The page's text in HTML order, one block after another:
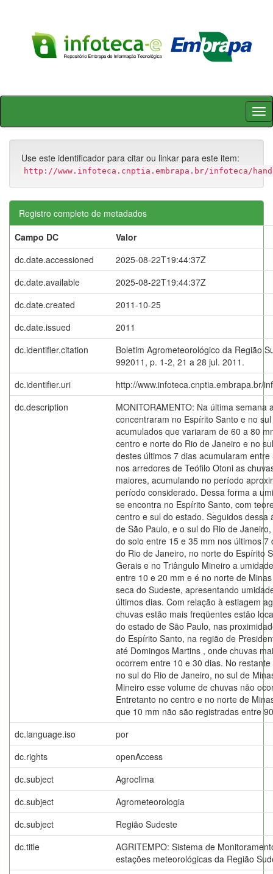
Skip
Use este identificador para citar ou linkar para este item:
http://www.infoteca.cnptia.embrapa.br/infoteca/
Registro completo de metadados
Campo DC
Valor
dc.date.accessioned
2025-08-22T19:44:37Z
dc.date.available
2025-08-22T19:44:37Z
dc.date.created
2011-10-25
dc.date.issued
2011
dc.identifier.citation
Boletim Agrometeorológico da Região
992011, p. 1-2, 21 a 28 jul. 2011.
dc.identifier.uri
http://www.infoteca.cnptia.embrapa.br/
dc.description
MONITORAMENTO: Na última semana
concentraram no Espírito Santo e no
acumulados que variaram de 60 a 80
centro e norte do Rio de Janeiro e no
destes últimos 7 dias acumularam
nos arredores de Teófilo Otoni as
maiores, acumulando no período
período considerado. Dessa forma a
se encontra no Espírito Santo, com
centro e sul do estado. Seguidos dessa
de São Paulo, e o sul do Rio de
do solo entre 15 e 35 mm nos últimos
do Rio de Janeiro, no norte do Espírito
Gerais e no Triângulo Mineiro a
entre 10 e 20 mm e é no norte de
seca do Sudeste, apresentando
últimos dias. Com relação à estiagem
chuvas estão mais freqüentes estão
do estado de São Paulo, nas
do Espírito Santo, na região de
até Domingos Martins , onde chuvas
ocorrem entre 10 e 30 dias. No
no sul do Rio de Janeiro, no sul de
Mineiro esse volume de chuvas não
Entretanto no centro e no norte de
que 10 mm não são registradas entre
dc.language.iso
por
dc.rights
openAccess
dc.subject
Agroclima
dc.subject
Agrometeorologia
dc.subject
Região Sudeste
dc.title
AGRITEMPO: Sistema de
estações meteorológicas da Região